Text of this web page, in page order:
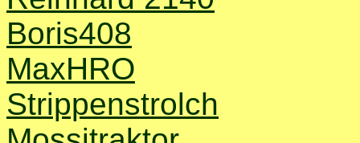
Boris408
MaxHRO
Strippenstrolch